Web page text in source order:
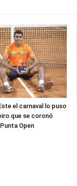
el carnaval lo puso
que se coronó
Open